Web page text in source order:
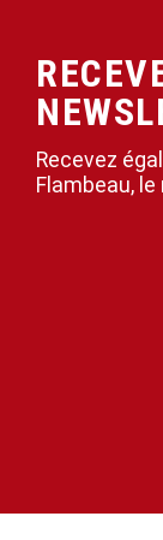
Recevez
Flambeau,